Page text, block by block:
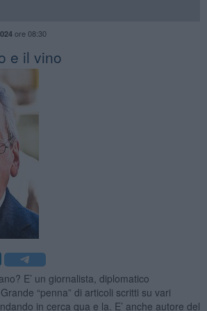
ore 08:30
e il vino
E’ un giornalista, diplomatico
“penna” di articoli scritti su vari
in cerca qua e la. E’ anche autore del